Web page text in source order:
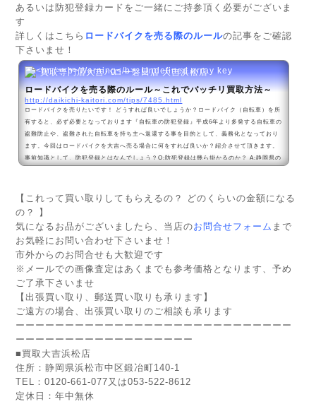
あるいは防犯登録カードをご一緒にご持参頂く必要がございま
す
詳しくはこちら ロードバイクを売る際のルールの記事をご確認
下さいませ！
買取専門店大吉バロー磐田店 大吉浜松店
ロードバイクを売る際のルール～これでバッチリ買取方法～
http://daikichi-kaitori.com/tips/7485.html
ロードバイクを売りたいです！ どうすれば良いでしょうか？ロードバイク（自転車）を所
有すると、必ず必要となっております『自転車の防犯登録』平成6年より多発する自転車の
盗難防止や、盗難された自転車を持ち主へ返還する事を目的として、義務化となっており
ます。今回はロードバイクを大吉へ売る場合に何をすれば良いか？紹介させて頂きます。
事前知識として、防犯登録とはなんでしょう？Q:防犯登録は幾ら掛かるのか？ A:静岡県の
【これって買い取りしてもらえるの？ どのくらいの金額になる
の？ 】
気になるお品がございましたら、当店のお問合せフォーム まで
お気軽にお問い合わせ下さいませ！
市外からのお問合せも大歓迎です
※メールでの画像査定はあくまでも参考価格となります、予め
ご了承下さいませ
【出張買い取り、郵送買い取りも承ります】
ご遠方の場合、出張買い取りのご相談も承ります
ーーーーーーーーーーーーーーーーーーーーーーーーーーーー
ーーーーーーーーーーーーーーーーーー
■ 買取大吉浜松店
住所：静岡県浜松市中区鍛冶町140-1
TEL：0120-661-077又は053-522-8612
定休日：年中無休